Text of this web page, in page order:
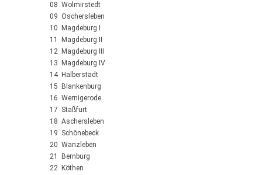
08 Wolmirstedt
09 Oschersleben
10 Magdeburg I
11 Magdeburg II
12 Magdeburg III
13 Magdeburg IV
14 Halberstadt
15 Blankenburg
16 Wernigerode
17 Staßfurt
18 Aschersleben
19 Schönebeck
20 Wanzleben
21 Bernburg
22 Köthen